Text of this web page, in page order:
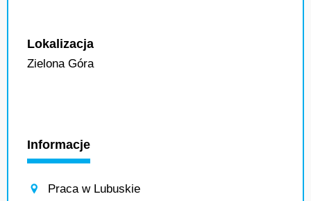
Lokalizacja
Zielona Góra
Informacje
Praca w Lubuskie